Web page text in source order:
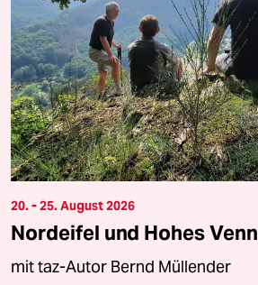
20. - 25. August 2026
Nordeifel und Hohes Venn
mit taz-Autor Bernd Müllender